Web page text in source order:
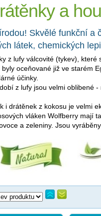
a
Skvělé funkční a
látek, chemických
z lufy válcovité (tykev), které
byly oceňované již ve starém
účinky.
z lufy jsou velmi oblibené
i drátěnek z kokosu je velmi
vláken Wolfberry mají
a zeleniny. Jsou